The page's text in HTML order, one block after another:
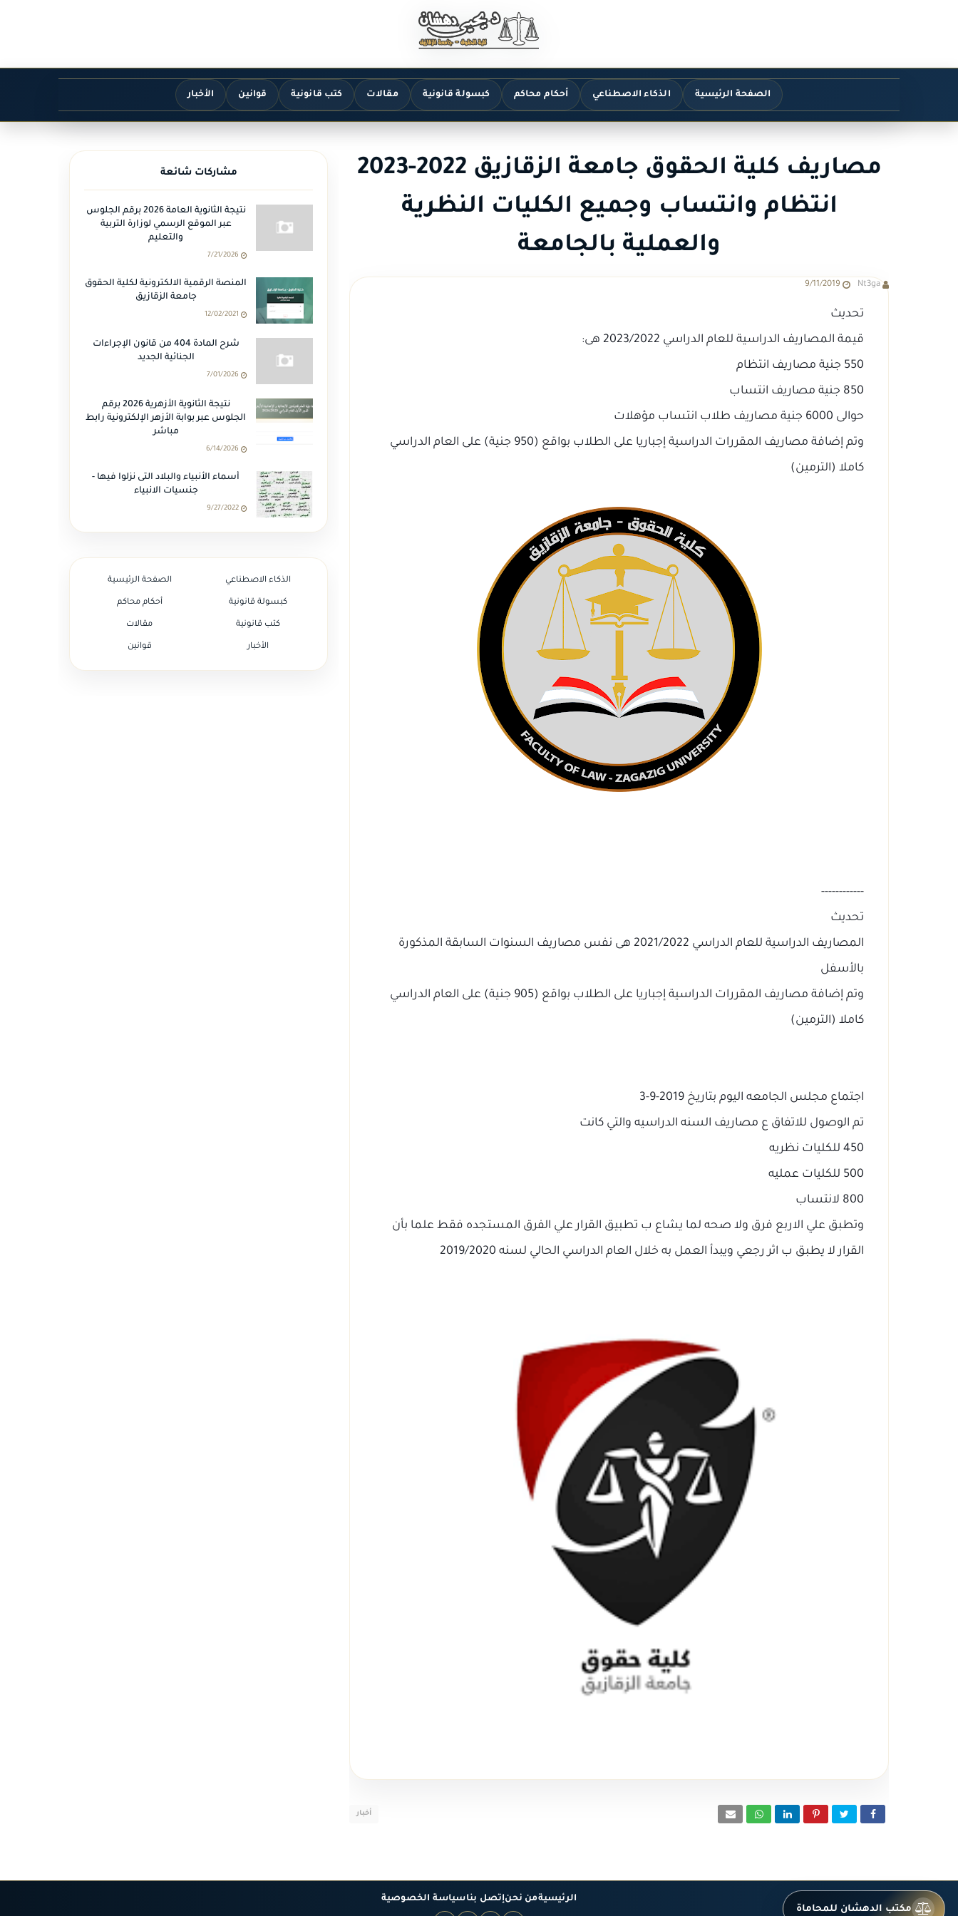
الصفحة الرئيسية الذكاء الاصطناعي أحكام محاكم كبسولة قانونية مقالات كتب قانونية قوانين الأخبار
مصاريف كلية الحقوق جامعة الزقازيق 2022-2023
انتظام وانتساب وجميع الكليات النظرية
والعملية بالجامعة
Nt3ga
9/11/2019
تحديث
قيمة المصاريف الدراسية للعام الدراسي 2023/2022 هى:
550 جنية مصاريف انتظام
850 جنية مصاريف انتساب
حوالى 6000 جنية مصاريف طلاب انتساب مؤهلات
وتم إضافة مصاريف المقررات الدراسية إجباريا على الطلاب بواقع (950 جنية) على العام الدراسي
كاملا (الترمين)
------------
تحديث
المصاريف الدراسية للعام الدراسي 2021/2022 هى نفس مصاريف السنوات السابقة المذكورة
بالأسفل
وتم إضافة مصاريف المقررات الدراسية إجباريا على الطلاب بواقع (905 جنية) على العام الدراسي
كاملا (الترمين)
اجتماع مجلس الجامعه اليوم بتاريخ 2019-9-3
تم الوصول للاتفاق ع مصاريف السنه الدراسيه والتي كانت
450 للكليات نظريه
500 للكليات عمليه
800 لانتساب
وتطبق علي الاربع فرق ولا صحه لما يشاع ب تطبيق القرار علي الفرق المستجده فقط علما بأن
القرار لا يطبق ب اثر رجعي ويبدأ العمل به خلال العام الدراسي الحالي لسنه 2019/2020
أخبار
مشاركات شائعة
نتيجة الثانوية العامة 2026 برقم الجلوس
عبر الموقع الرسمي لوزارة التربية
والتعليم
7/21/2026
المنصة الرقمية الالكترونية لكلية الحقوق
جامعة الزقازيق
12/02/2021
شرح المادة 404 من قانون الإجراءات
الجنائية الجديد
7/01/2026
نتيجة الثانوية الأزهرية 2026 برقم
الجلوس عبر بوابة الأزهر الإلكترونية رابط
مباشر
6/14/2026
أسماء الأنبياء والبلاد التى نزلوا فيها -
جنسيات الانبياء
9/27/2022
الصفحة الرئيسية الذكاء الاصطناعي
أحكام محاكم كبسولة قانونية
مقالات كتب قانونية
قوانين الأخبار
الرئيسيةمن نحنإتصل بناسياسة الخصوصية مكتب الدهشان للمحاماة